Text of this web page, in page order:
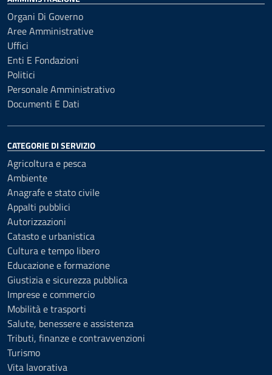
Organi Di Governo
Aree Amministrative
Uffici
Enti E Fondazioni
Politici
Personale Amministrativo
Documenti E Dati
CATEGORIE DI SERVIZIO
Agricoltura e pesca
Ambiente
Anagrafe e stato civile
Appalti pubblici
Autorizzazioni
Catasto e urbanistica
Cultura e tempo libero
Educazione e formazione
Giustizia e sicurezza pubblica
Imprese e commercio
Mobilità e trasporti
Salute, benessere e assistenza
Tributi, finanze e contravvenzioni
Turismo
Vita lavorativa